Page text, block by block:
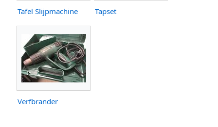
Tafel Slijpmachine Tapset
Verfbrander